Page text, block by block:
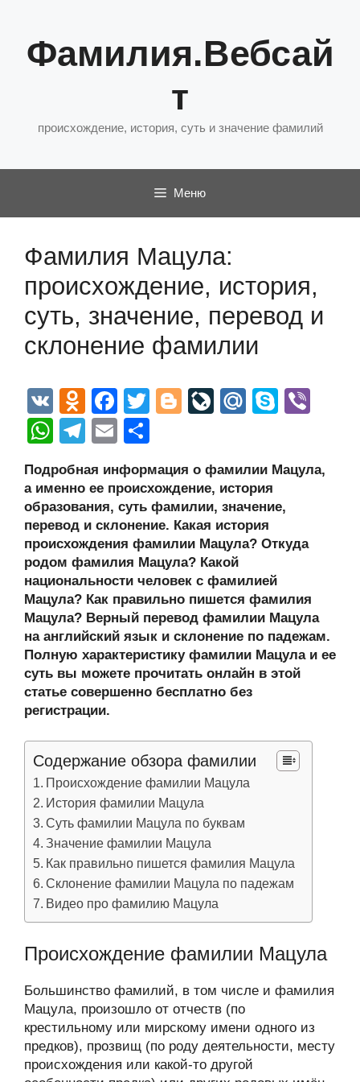
содержимому
Фамилия.Вебсай
т
происхождение, история, суть и значение фамилий
Меню
Фамилия Мацула:
происхождение, история,
суть, значение, перевод и
склонение фамилии
V
K
O
d
n
o
kl
a
ss
ni
ki
F
a
c
e
b
o
o
k
T
er
Bl
g
er
Li
J
o
ur
n
al
M
u
S
e
W
at
s
A
p
p
T
e
gr
a
m
E
ail р
а
в
и
ть
Подробная информация о фамилии Мацула,
а именно ее происхождение, история
образования, суть фамилии, значение,
перевод и склонение. Какая история
происхождения фамилии Мацула? Откуда
родом фамилия Мацула? Какой
национальности человек с фамилией
Мацула? Как правильно пишется фамилия
Мацула? Верный перевод фамилии Мацула
на английский язык и склонение по падежам.
Полную характеристику фамилии Мацула и ее
суть вы можете прочитать онлайн в этой
статье совершенно бесплатно без
регистрации.
Содержание обзора фамилии
Происхождение фамилии Мацула
История фамилии Мацула
Суть фамилии Мацула по буквам
Значение фамилии Мацула
Как правильно пишется фамилия Мацула
Склонение фамилии Мацула по падежам
Видео про фамилию Мацула
Происхождение фамилии Мацула
Большинство фамилий, в том числе и фамилия
Мацула, произошло от отчеств (по
крестильному или мирскому имени одного из
предков), прозвищ (по роду деятельности, месту
происхождения или какой-то другой